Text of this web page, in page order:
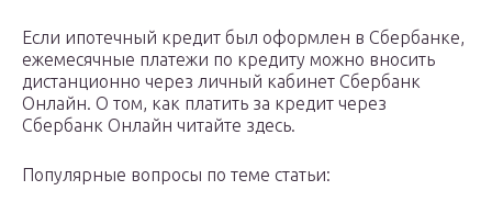
Если ипотечный кредит был оформлен в Сбербанке,
ежемесячные платежи по кредиту можно вносить
дистанционно через личный кабинет Сбербанк
Онлайн. О том, как платить за кредит через
Сбербанк Онлайн читайте здесь.
Популярные вопросы по теме статьи: